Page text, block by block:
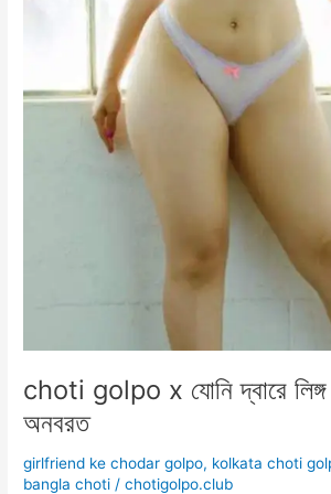
choti golpo x যোনি দ্বারে লিঙ্গ
অনবরত
girlfriend ke chodar golpo, kolkata choti
bangla choti /chotigolpo.club